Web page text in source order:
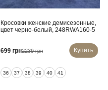
Кросовки женские демисезонные,
цвет черно-белый, 248RWA160-5
699 грн2239 грн Купить
36 37 38 39 40 41